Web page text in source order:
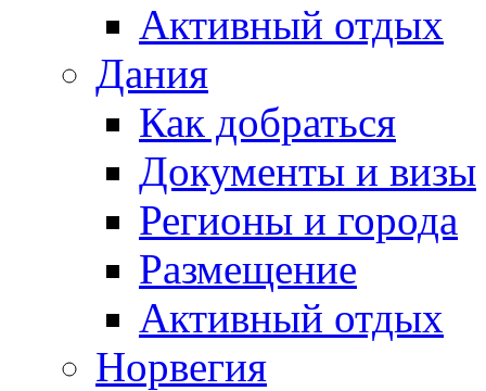
Активный отдых
Дания
Как добраться
Документы и визы
Регионы и города
Размещение
Активный отдых
Норвегия